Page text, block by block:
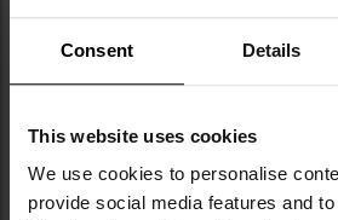
Consent Details
This website uses cookies
We use cookies to personalise
provide social media features and
Інформація про виробника та